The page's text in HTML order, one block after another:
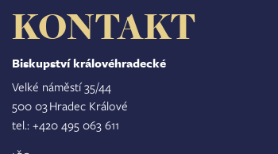
KONTAKT
Biskupství královéhradecké
Velké náměstí 35/44
500 03 Hradec Králové
tel.: +420 495 063 611